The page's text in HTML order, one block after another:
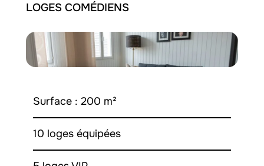
LOGES COMÉDIENS
Surface : 200 m²
10 loges équipées